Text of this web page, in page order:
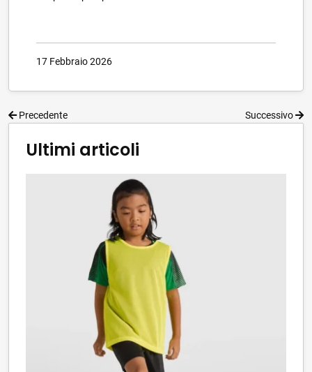
17 Febbraio 2026
Precedente Successivo
Ultimi articoli